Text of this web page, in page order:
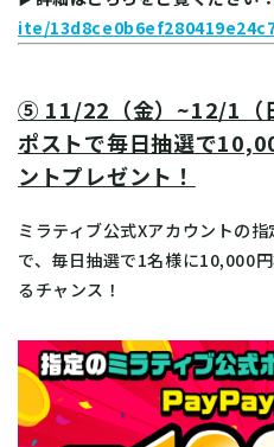
ite/
⑤ 11/22（金）~12/1（
ポストで毎日抽選で
ントプレゼント！
ミラティブ公式Xアカウントの
で、毎日抽選で1名様に10,000
るチャンス！